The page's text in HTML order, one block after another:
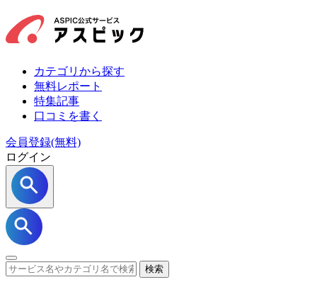
カテゴリから探す
無料レポート
特集記事
口コミを書く
会員登録(無料)
ログイン
検索